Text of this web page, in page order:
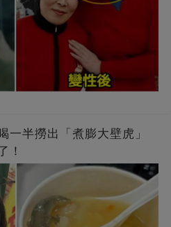
一半撈出「煮膨大壁虎」
！